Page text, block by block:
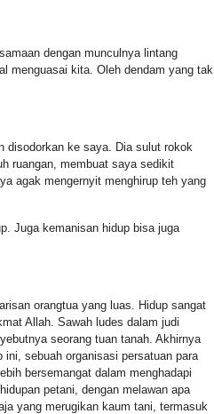
dengan munculnya lintang
menguasai kita. Oleh dendam yang tak
disodorkan ke saya. Dia sulut rokok
ruangan, membuat saya sedikit
agak mengernyit menghirup teh yang
Juga kemanisan hidup bisa juga
orangtua yang luas. Hidup sangat
Allah. Sawah ludes dalam judi
seorang tuan tanah. Akhirnya
sebuah organisasi persatuan para
bersemangat dalam menghadapi
petani, dengan melawan apa
yang merugikan kaum tani, termasuk